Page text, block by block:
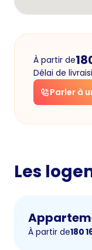
À partir de
Délai de
Parler à
Les
À partir de180